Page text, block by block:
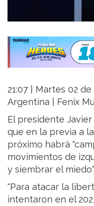
21:07 | Martes 02
Argentina | Fenix
El presidente
que en la previa a
próximo habrá
movimientos de
y siembrar el miedo".
"Para atacar la
intentaron en el